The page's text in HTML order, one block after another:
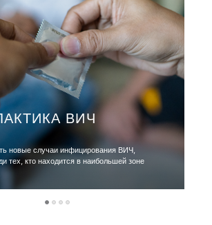
ВИЧ
новые случаиинфицирования ВИЧ,
тех, кто находится в наибольшей зоне